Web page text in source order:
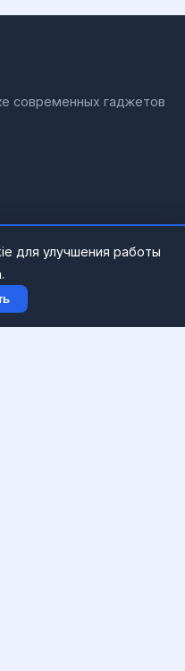
современных гаджетов
для улучшения работы